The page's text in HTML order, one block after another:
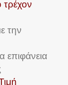
την
επιφάνεια